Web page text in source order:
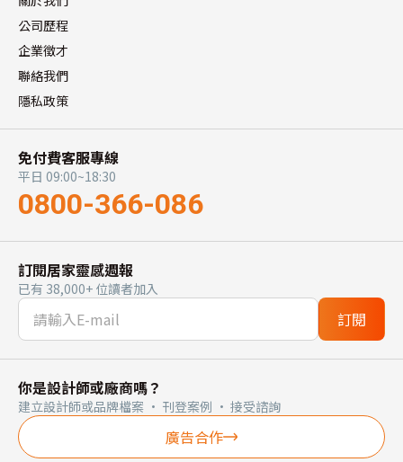
公司歷程
企業徵才
聯絡我們
隱私政策
免付費客服專線
平日 09:00~18:30
0800-366-086
訂閱居家靈感週報
已有 38,000+ 位讀者加入
訂閱
你是設計師或廠商嗎？
建立設計師或品牌檔案 · 刊登案例 · 接受諮詢
廣告合作